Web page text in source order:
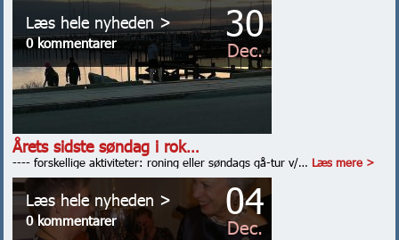
Læs hele nyheden >
0 kommentarer 30
Dec.
Årets sidste søndag i rok…
---- forskellige aktiviteter: roning eller søndags gå-tur v/… Læs mere >
Læs hele nyheden >
0 kommentarer 04
Dec.